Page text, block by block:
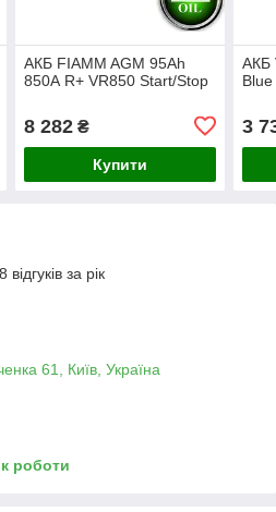
АКБ FIAMM AGM 95Ah
850А R+ VR850 Start/Stop
8 282₴
Купити
АКБ
3
за рік
61, Київ, Україна
роботи